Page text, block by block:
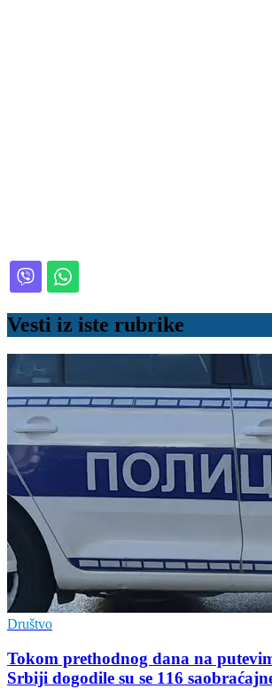
Vesti iz iste rubrike
Društvo
Tokom prethodnog dana na
Srbiji dogodile su se 116